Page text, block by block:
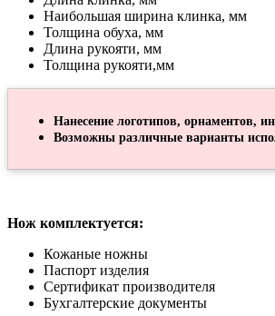
Наибольшая ширина клинка,
Толщина обуха,
Длина рукояти,
Толщина
Нанесение логотипов, орнаментов,
Возможны различные варианты
Нож комплектуется:
Кожаные ножны
Паспорт изделия
Сертификат производителя
Бухгалтерские документы